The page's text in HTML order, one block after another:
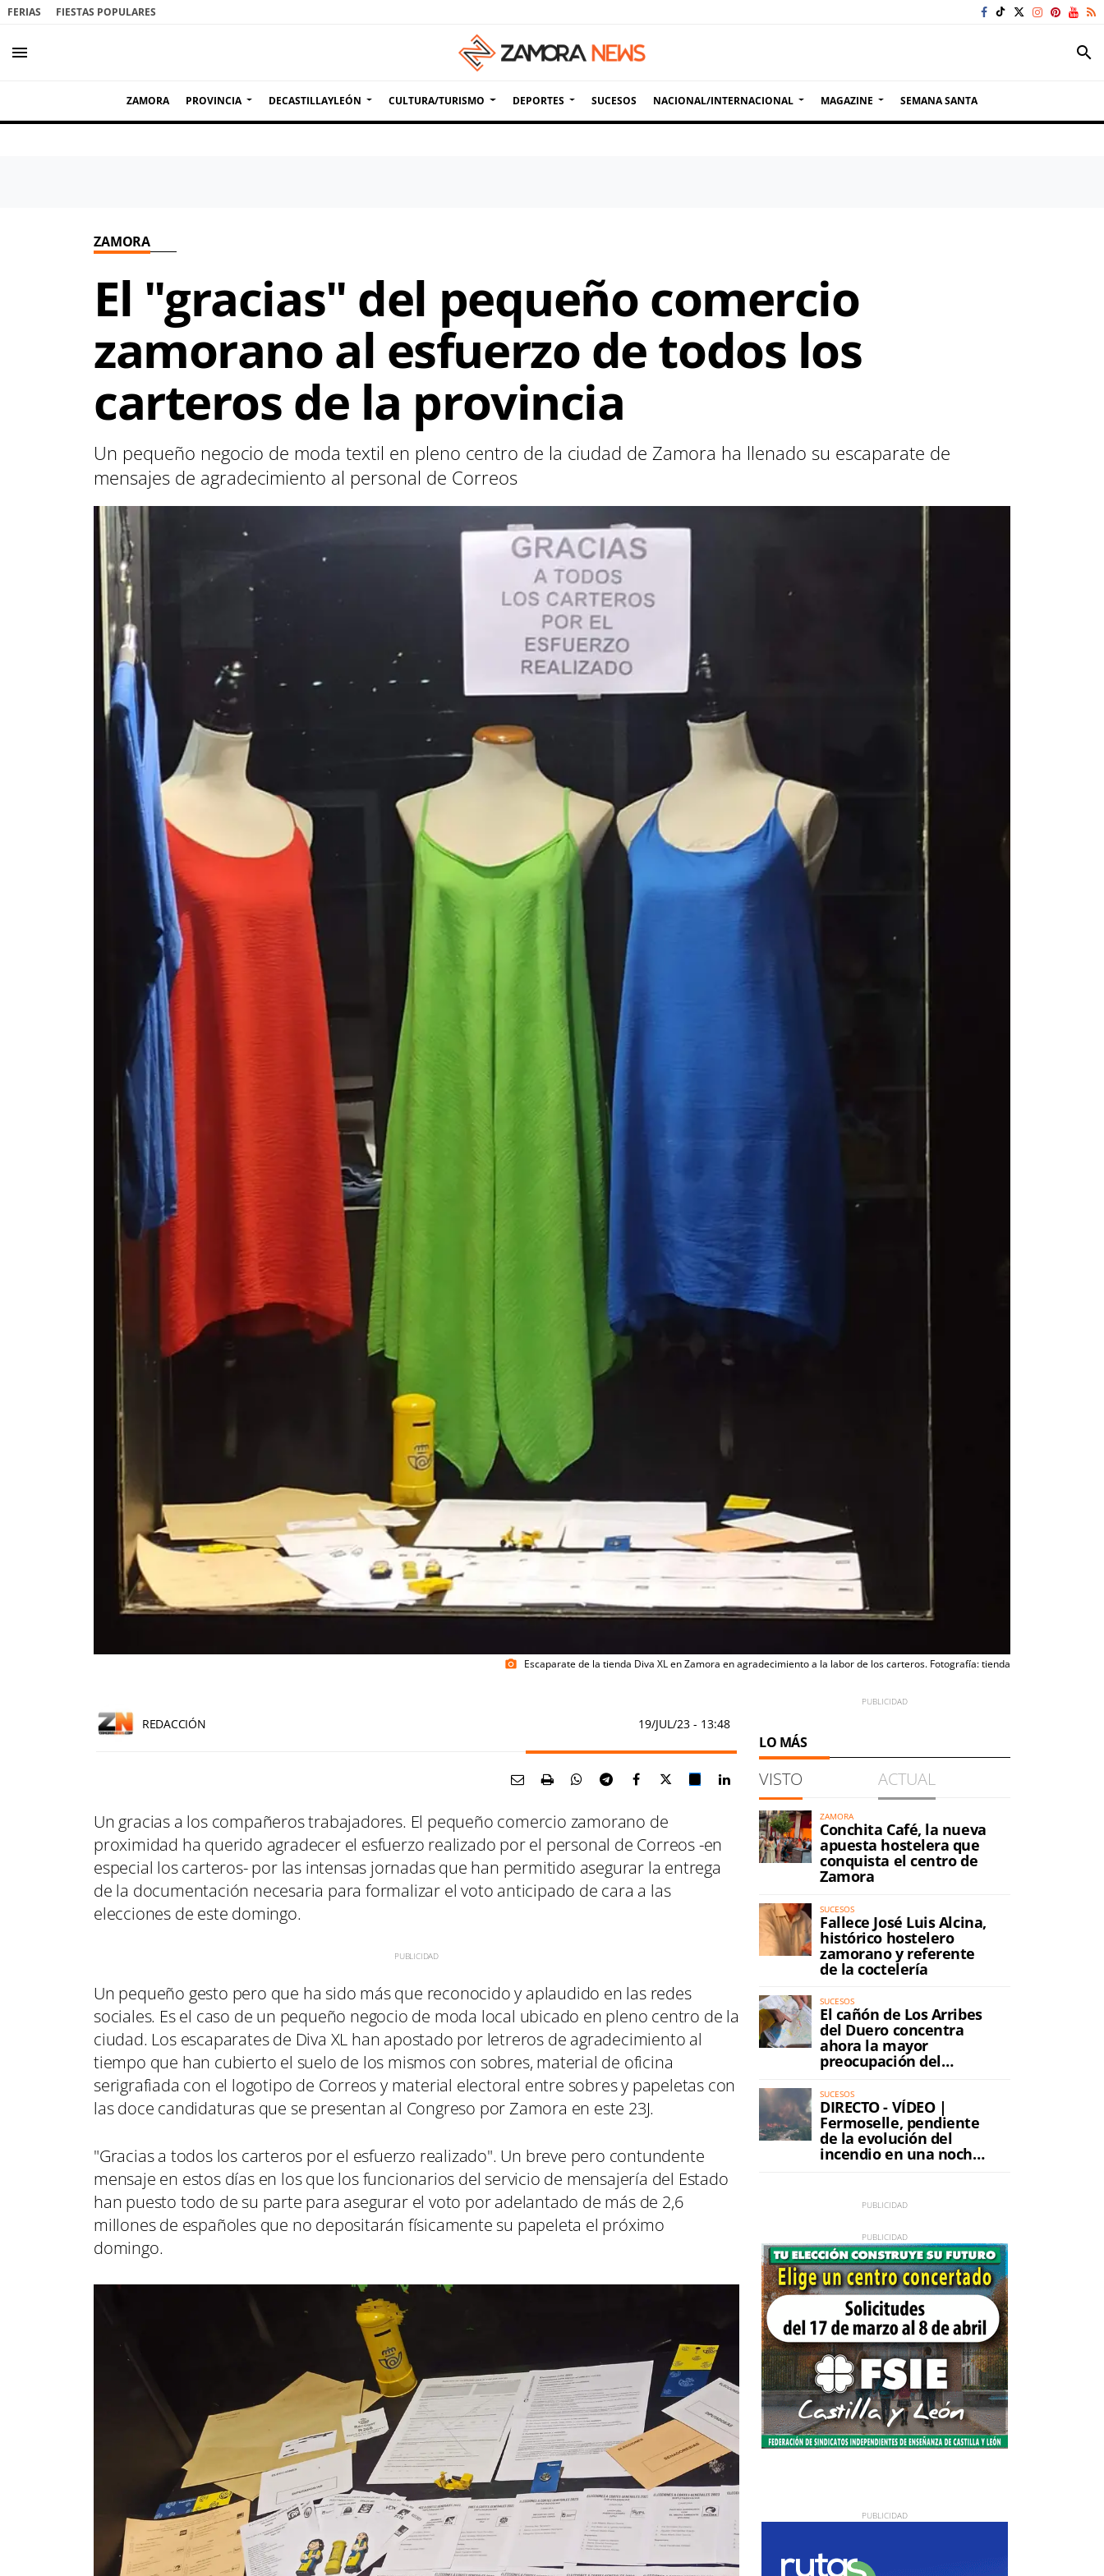
FERIAS FIESTAS POPULARES
menu search
ZAMORA PROVINCIA DECASTILLAYLEÓN CULTURA/TURISMO DEPORTES SUCESOS NACIONAL/INTERNACIONAL MAGAZINE SEMANA SANTA
ZAMORA
El "gracias" del pequeño comercio
zamorano al esfuerzo de todos los
carteros de la provincia
Un pequeño negocio de moda textil en pleno centro de la ciudad de Zamora ha llenado su escaparate de
mensajes de agradecimiento al personal de Correos
photo_camera Escaparate de la tienda Diva XL en Zamora en agradecimiento a la labor de los carteros. Fotografía: tienda
REDACCIÓN 19/JUL/23 - 13:48
Un gracias a los compañeros trabajadores. El pequeño comercio zamorano de
proximidad ha querido agradecer el esfuerzo realizado por el personal de Correos -en
especial los carteros- por las intensas jornadas que han permitido asegurar la entrega
de la documentación necesaria para formalizar el voto anticipado de cara a las
elecciones de este domingo.
Un pequeño gesto pero que ha sido más que reconocido y aplaudido en las redes
sociales. Es el caso de un pequeño negocio de moda local ubicado en pleno centro de la
ciudad. Los escaparates de Diva XL han apostado por letreros de agradecimiento al
tiempo que han cubierto el suelo de los mismos con sobres, material de oficina
serigrafiada con el logotipo de Correos y material electoral entre sobres y papeletas con
las doce candidaturas que se presentan al Congreso por Zamora en este 23J.
"Gracias a todos los carteros por el esfuerzo realizado". Un breve pero contundente
mensaje en estos días en los que los funcionarios del servicio de mensajería del Estado
han puesto todo de su parte para asegurar el voto por adelantado de más de 2,6
millones de españoles que no depositarán físicamente su papeleta el próximo
domingo.
LO MÁS
VISTO ACTUAL
ZAMORA
Conchita Café, la nueva
apuesta hostelera que
conquista el centro de
Zamora
SUCESOS
Fallece José Luis Alcina,
histórico hostelero
zamorano y referente
de la coctelería
SUCESOS
El cañón de Los Arribes
del Duero concentra
ahora la mayor
preocupación del
SUCESOS
DIRECTO - VÍDEO |
Fermoselle, pendiente
de la evolución del
incendio en una noche